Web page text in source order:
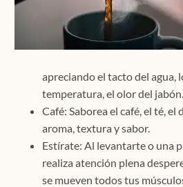
apreciando el tacto del agua,
temperatura, el olor del jabón.
Café: Saborea el café, el té, el
aroma, textura y sabor.
Estírate: Al levantarte o una
realiza atención plena
se mueven todos tus